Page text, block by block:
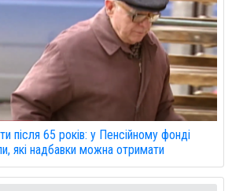
після 65 років: у Пенсійному фонді
які надбавки можна отримати